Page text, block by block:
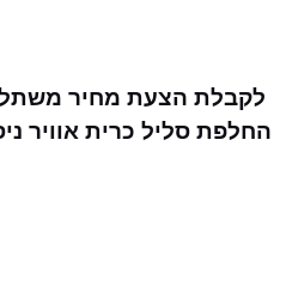
לקבלת הצעת מחיר
החלפת סליל כרית אוויר